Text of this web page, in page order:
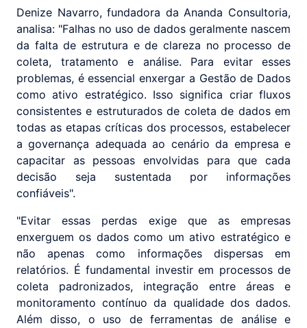
Denize Navarro, fundadora da Ananda Consultoria,
analisa: "Falhas no uso de dados geralmente nascem
da falta de estrutura e de clareza no processo de
coleta, tratamento e análise. Para evitar esses
problemas, é essencial enxergar a Gestão de Dados
como ativo estratégico. Isso significa criar fluxos
consistentes e estruturados de coleta de dados em
todas as etapas críticas dos processos, estabelecer
a governança adequada ao cenário da empresa e
capacitar as pessoas envolvidas para que cada
decisão seja sustentada por informações
confiáveis".
"Evitar essas perdas exige que as empresas
enxerguem os dados como um ativo estratégico e
não apenas como informações dispersas em
relatórios. É fundamental investir em processos de
coleta padronizados, integração entre áreas e
monitoramento contínuo da qualidade dos dados.
Além disso, o uso de ferramentas de análise e